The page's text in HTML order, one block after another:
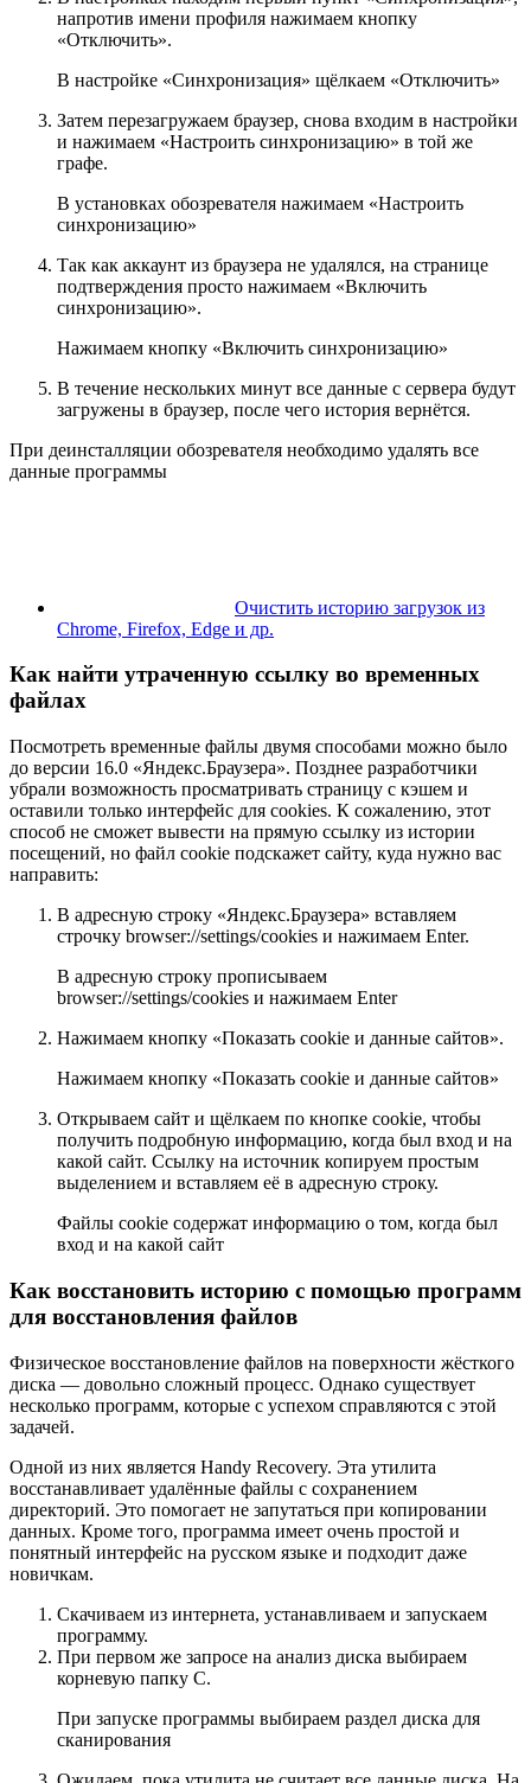
напротив имени профиля нажимаем кнопку
«Отключить».
В настройке «Синхронизация» щёлкаем «Отключить»
Затем перезагружаем браузер, снова входим в настройки
и нажимаем «Настроить синхронизацию» в той же
графе.
В установках обозревателя нажимаем «Настроить
синхронизацию»
Так как аккаунт из браузера не удалялся, на странице
подтверждения просто нажимаем «Включить
синхронизацию».
Нажимаем кнопку «Включить синхронизацию»
В течение нескольких минут все данные с сервера будут
загружены в браузер, после чего история вернётся.
При деинсталляции обозревателя необходимо удалять все
данные программы
Очистить историю загрузок из
Chrome, Firefox, Edge и др.
Как найти утраченную ссылку во временных
файлах
Посмотреть временные файлы двумя способами можно было
до версии 16.0 «Яндекс.Браузера». Позднее разработчики
убрали возможность просматривать страницу с кэшем и
оставили только интерфейс для cookies. К сожалению, этот
способ не сможет вывести на прямую ссылку из истории
посещений, но файл cookie подскажет сайту, куда нужно вас
направить:
В адресную строку «Яндекс.Браузера» вставляем
строчку browser://settings/cookies и нажимаем Enter.
В адресную строку прописываем
browser://settings/cookies и нажимаем Enter
Нажимаем кнопку «Показать cookie и данные сайтов».
Нажимаем кнопку «Показать cookie и данные сайтов»
Открываем сайт и щёлкаем по кнопке cookie, чтобы
получить подробную информацию, когда был вход и на
какой сайт. Ссылку на источник копируем простым
выделением и вставляем её в адресную строку.
Файлы cookie содержат информацию о том, когда был
вход и на какой сайт
Как восстановить историю с помощью программ
для восстановления файлов
Физическое восстановление файлов на поверхности жёсткого
диска — довольно сложный процесс. Однако существует
несколько программ, которые с успехом справляются с этой
задачей.
Одной из них является Handy Recovery. Эта утилита
восстанавливает удалённые файлы с сохранением
директорий. Это помогает не запутаться при копировании
данных. Кроме того, программа имеет очень простой и
понятный интерфейс на русском языке и подходит даже
новичкам.
Скачиваем из интернета, устанавливаем и запускаем
программу.
При первом же запросе на анализ диска выбираем
корневую папку C.
При запуске программы выбираем раздел диска для
сканирования